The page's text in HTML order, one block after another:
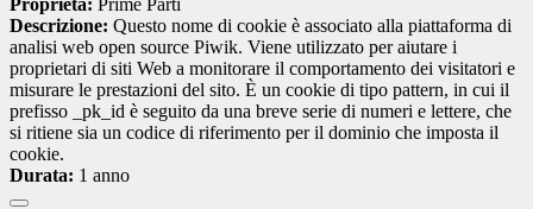
Proprieta: Prime Parti
Descrizione: Questo nome di cookie è associato alla piattaforma di
analisi web open source Piwik. Viene utilizzato per aiutare i
proprietari di siti Web a monitorare il comportamento dei visitatori e
misurare le prestazioni del sito. È un cookie di tipo pattern, in cui il
prefisso _pk_id è seguito da una breve serie di numeri e lettere, che
si ritiene sia un codice di riferimento per il dominio che imposta il
cookie.
Durata: 1 anno